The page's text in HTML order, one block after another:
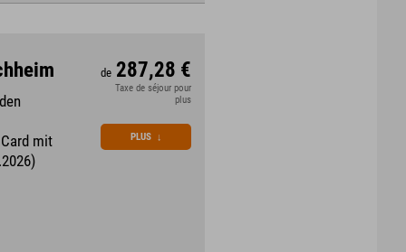
mit
de 287,28 €
Taxe de séjour pour
plus
PLUS ↓